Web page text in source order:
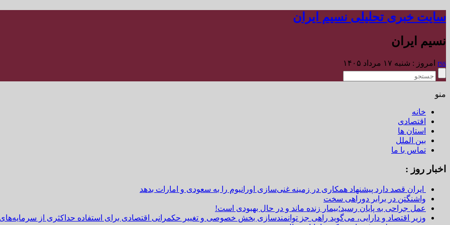
سایت خبری تحلیلی نسیم ایران
نسیم ایران
rss امروز : شنبه ۱۷ مرداد ۱۴۰۵
منو
خانه
اقتصادی
استان ها
بین الملل
تماس با ما
اخبار روز :
ایران قصد دارد پیشنهاد همکاری در زمینه غنی‌سازی اورانیوم را به سعودی و امارات بدهد
واشنگتن در برابر دوراهی سخت
عمل جراحی به پایان رسید؛بیمار زنده ماند و در حال بهبودی است!
وزیر اقتصاد و دارایی، می‌گوید راهی جز توانمندسازی بخش خصوصی و تغییر حکمرانی اقتصادی برای استفاده حداکثری از